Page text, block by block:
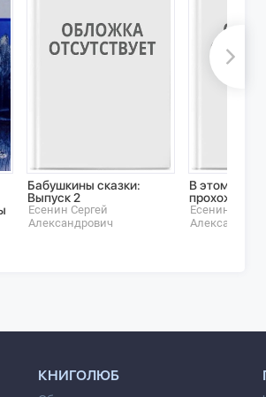
Бабушкины сказки:
Выпуск 2
Есенин Сергей
Александрович
В этом мире
прохожий
Есенин Сергей
КНИГОЛЮБ